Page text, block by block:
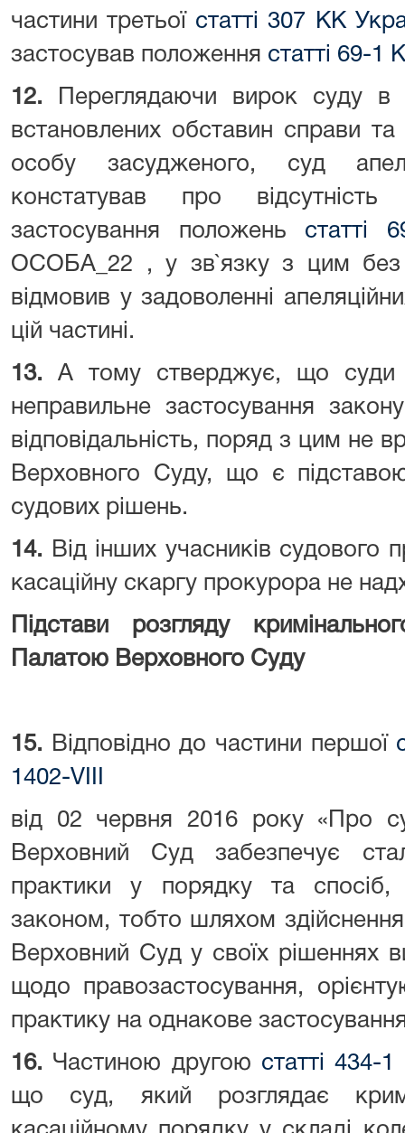
частини третьої статті 307 КК
застосував положення статті 69-1
12.
Переглядаючи вирок суду в
встановлених обставин справи
особу засудженого, суд
констатував про
застосування положень статті
ОСОБА_22 , у зв`язку з цим без
відмовив у задоволенні
цій частині.
13. А тому стверджує, що суди
неправильне застосування
відповідальність, поряд з цим не
Верховного Суду, що є
судових рішень.
14.
Від інших учасників судового
касаційну скаргу прокурора не
Підстави розгляду
Палатою Верховного Суду
15. Відповідно до частини першої
1402-VIII
від 02 червня 2016 року «Про
Верховний Суд забезпечує
практики у порядку та спосіб,
законом, тобто шляхом
Верховний Суд у своїх рішеннях
щодо правозастосування,
практику на однакове
16. Частиною другою статті 434-
що суд, який розглядає